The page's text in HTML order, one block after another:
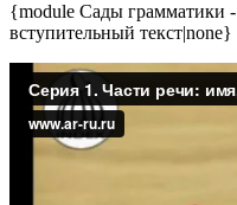
{module Сады грамматики -
вступительный текст|none}